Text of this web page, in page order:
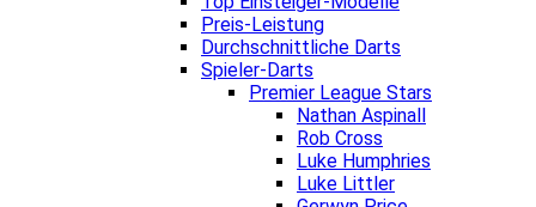
Preis-Leistung
Durchschnittliche Darts
Spieler-Darts
Premier League Stars
Nathan Aspinall
Rob Cross
Luke Humphries
Luke Littler